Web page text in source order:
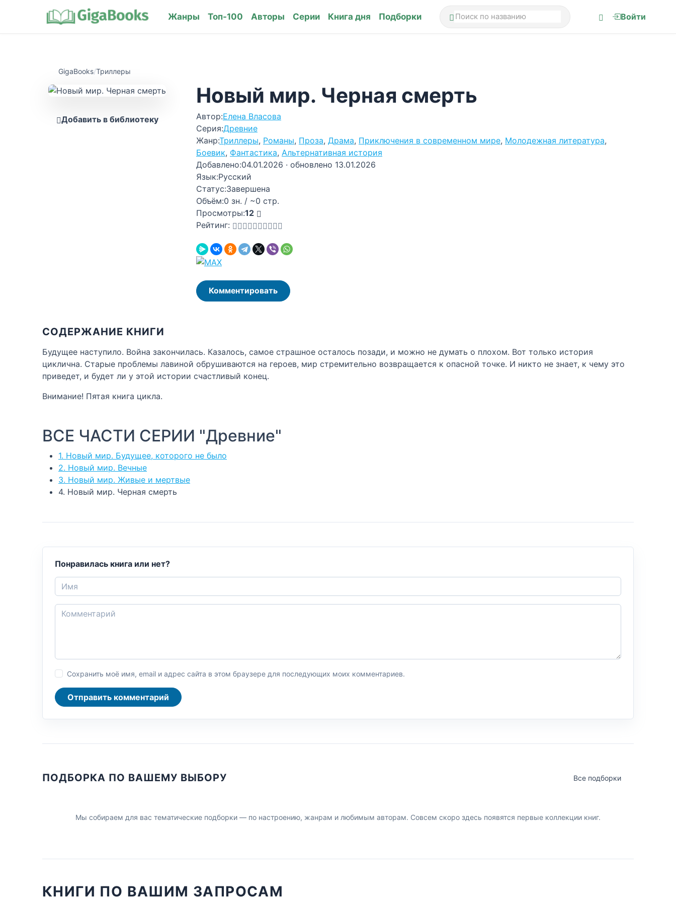
Жанры Топ-100 Авторы Серии Книга дня Подборки Войти
GigaBooks/Триллеры
Добавить в библиотеку
Новый мир. Черная смерть
Автор:Елена Власова
Серия:Древние
Жанр:Триллеры, Романы, Проза, Драма, Приключения в современном мире, Молодежная литература,
Боевик, Фантастика, Альтернативная история
Добавлено:04.01.2026 · обновлено 13.01.2026
Язык:Русский
Статус:Завершена
Объём:0 зн. / ~0 стр.
Просмотры:12
Рейтинг:
Комментировать
СОДЕРЖАНИЕ КНИГИ
Будущее наступило. Война закончилась. Казалось, самое страшное осталось позади, и можно не думать о плохом. Вот только история
циклична. Старые проблемы лавиной обрушиваются на героев, мир стремительно возвращается к опасной точке. И никто не знает, к чему это
приведет, и будет ли у этой истории счастливый конец.
Внимание! Пятая книга цикла.
ВСЕ ЧАСТИ СЕРИИ "Древние"
1. Новый мир. Будущее, которого не было
2. Новый мир. Вечные
3. Новый мир. Живые и мертвые
4. Новый мир. Черная смерть
Понравилась книга или нет?
Сохранить моё имя, email и адрес сайта в этом браузере для последующих моих комментариев.
Отправить комментарий
ПОДБОРКА ПО ВАШЕМУ ВЫБОРУ Все подборки
Мы собираем для вас тематические подборки — по настроению, жанрам и любимым авторам. Совсем скоро здесь появятся первые коллекции книг.
КНИГИ ПО ВАШИМ ЗАПРОСАМ